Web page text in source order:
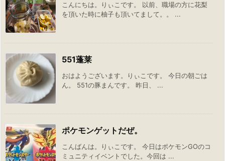
こんにちは。りぃこです。 以前、職場の方に花梨
を頂いた時に柚子も頂いてまして。。 ...
551蓬莱
おはようございます。りぃこです。 今日の朝ごは
ん。 551の豚まんです。 昨日、 ...
ポケモンゲットだぜ。
こんばんは。りぃこです。 今日はポケモンGOのコ
ミュニティイベントでした。今回は ...